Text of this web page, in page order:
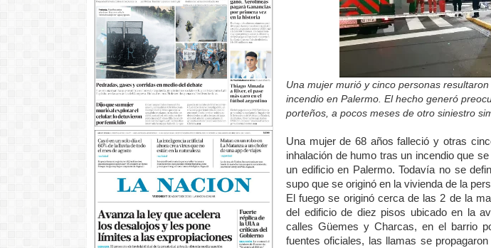
Una mujer murió y cinco personas
incendio en Palermo. El hecho generó
porteños, a pocos meses de otro siniestro
Una mujer de 68 años falleció y otras
inhalación de humo tras un incendio que
un edificio en Palermo. Todavía no se
supo que se originó en la vivienda de la
El fuego se originó cerca de las 2 de la
del edificio de diez pisos ubicado en la
calles Güemes y Charcas, en el barrio
fuentes oficiales, las llamas se